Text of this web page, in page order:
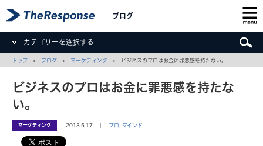
ブログ
カテゴリーを選択する
トップ > ブログ > マーケティング > ビジネスのプロはお金に罪悪感を持たない。
ビジネスのプロはお金に罪悪感を持たな
い。
マーケティング 2013.5.17 ｜ プロ マインド